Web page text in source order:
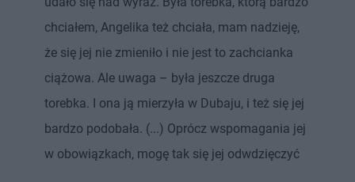
chciałem, Angelika też chciała, mam nadzieję,
że się jej nie zmieniło i nie jest to zachcianka
ciążowa. Ale uwaga – była jeszcze druga
torebka. I ona ją mierzyła w Dubaju, i też się jej
bardzo podobała. (...) Oprócz wspomagania jej
w obowiązkach, mogę tak się jej odwdzięczyć